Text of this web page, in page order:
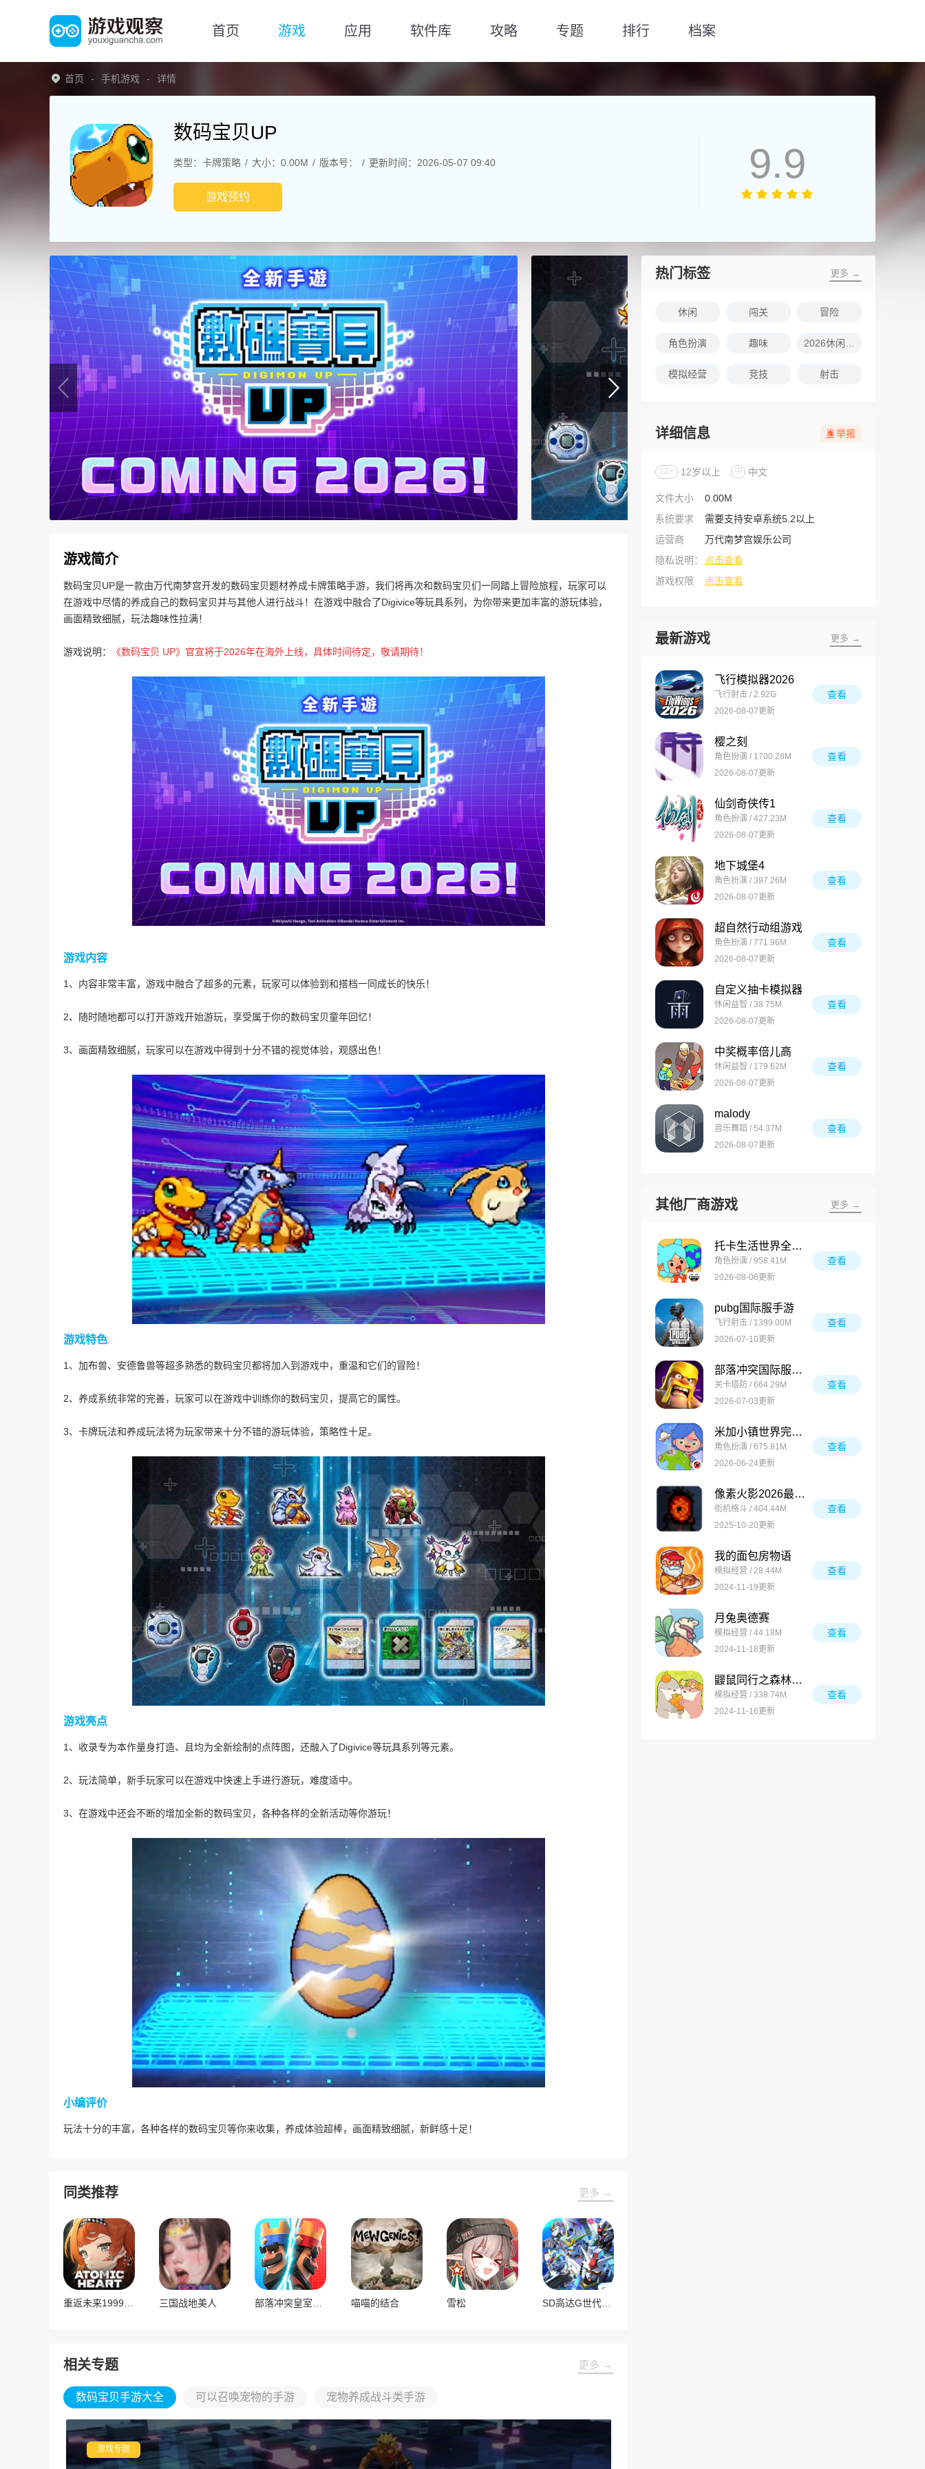
首页 游戏 应用 软件库 攻略 专题 排行 档案
首页 手机游戏 详情
数码宝贝UP
类型：卡牌策略 大小：0.00M 版本号： 更新时间：2026-05-07 09:40
游戏预约
9.9
游戏简介
数码宝贝UP是一款由万代南梦宫开发的数码宝贝题材养成卡牌策略手游，我们将再次和数码宝贝们一同踏上冒险旅程，玩家可以
在游戏中尽情的养成自己的数码宝贝并与其他人进行战斗！在游戏中融合了Digivice等玩具系列，为你带来更加丰富的游玩体验，
画面精致细腻，玩法趣味性拉满！
游戏说明： 《数码宝贝 UP》官宣将于2026年在海外上线，具体时间待定，敬请期待！
游戏内容
1、内容非常丰富，游戏中融合了超多的元素，玩家可以体验到和搭档一同成长的快乐！
2、随时随地都可以打开游戏开始游玩，享受属于你的数码宝贝童年回忆！
3、画面精致细腻，玩家可以在游戏中得到十分不错的视觉体验，观感出色！
游戏特色
1、加布兽、安德鲁兽等超多熟悉的数码宝贝都将加入到游戏中，重温和它们的冒险！
2、养成系统非常的完善，玩家可以在游戏中训练你的数码宝贝，提高它的属性。
3、卡牌玩法和养成玩法将为玩家带来十分不错的游玩体验，策略性十足。
游戏亮点
1、收录专为本作量身打造、且均为全新绘制的点阵图，还融入了Digivice等玩具系列等元素。
2、玩法简单，新手玩家可以在游戏中快速上手进行游玩，难度适中。
3、在游戏中还会不断的增加全新的数码宝贝，各种各样的全新活动等你游玩！
小编评价
玩法十分的丰富，各种各样的数码宝贝等你来收集，养成体验超棒，画面精致细腻，新鲜感十足！
同类推荐 更多 →
三国战地美人 喵喵的结合 雪松 SD高达G世代永恒国际服
相关专题 更多 →
数码宝贝手游大全 可以召唤宠物的手游 宠物养成战斗类手游
游戏专题
热门标签 更多 →
休闲 闯关 冒险
角色扮演 趣味
模拟经营 竞技 射击
详细信息 举报
12+ 12岁以上 中 中文
文件大小
0.00M
系统要求
需要支持安卓系统5.2以上
运营商
万代南梦宫娱乐公司
隐私说明：
点击查看
游戏权限
点击查看
最新游戏 更多 →
飞行模拟器2026
飞行射击 / 2.92G
2026-08-07更新
查看
樱之刻
角色扮演 / 1700.28M
2026-08-07更新
查看
仙剑奇侠传1
角色扮演 / 427.23M
2026-08-07更新
查看
地下城堡4
角色扮演 / 397.26M
2026-08-07更新
查看
超自然行动组游戏
角色扮演 / 771.96M
2026-08-07更新
查看
自定义抽卡模拟器
休闲益智 / 38.75M
2026-08-07更新
查看
中奖概率倍儿高
休闲益智 / 179.62M
2026-08-07更新
查看
malody
音乐舞蹈 / 54.37M
2026-08-07更新
查看
其他厂商游戏 更多 →
托卡生活世界全解锁版
角色扮演 / 958.41M
2026-08-06更新
查看
pubg国际服手游
飞行射击 / 1399.00M
2026-07-10更新
查看
部落冲突国际服最新版
关卡塔防 / 664.29M
2026-07-03更新
查看
米加小镇世界完整版
角色扮演 / 675.81M
2026-06-24更新
查看
像素火影2026最新版
街机格斗 / 404.44M
2025-10-20更新
查看
我的面包房物语
模拟经营 / 28.44M
2024-11-19更新
查看
月兔奥德赛
模拟经营 / 44.18M
2024-11-18更新
查看
鼹鼠同行之森林之家万圣节版
模拟经营 / 338.74M
2024-11-16更新
查看